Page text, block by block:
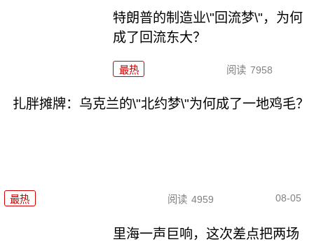
特朗普的制造业\"回流梦\"，为何
成了回流东大？
最热 阅读 7958
扎胖摊牌：乌克兰的\"北约梦\"为何成了一地鸡毛？
最热 阅读 4959 08-05
里海一声巨响，这次差点把两场